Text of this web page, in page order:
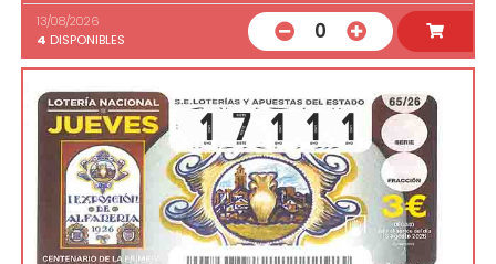
13/08/2026
4 DISPONIBLES 0